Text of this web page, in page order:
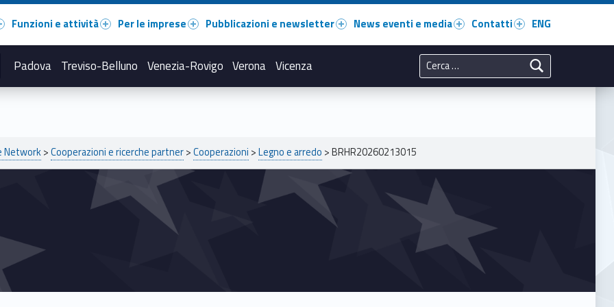
Funzioni e attività Per le imprese Pubblicazioni e newsletter News eventi e media Contatti ENG
Padova Treviso-Belluno Venezia-Rovigo Verona Vicenza
Ricerca per:
Network>Cooperazioni e ricerche partner>Cooperazioni >Legno e arredo >BRHR20260213015